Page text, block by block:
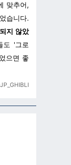
맞추어,
습니다.
지 않았
도 '그로
으면 좋